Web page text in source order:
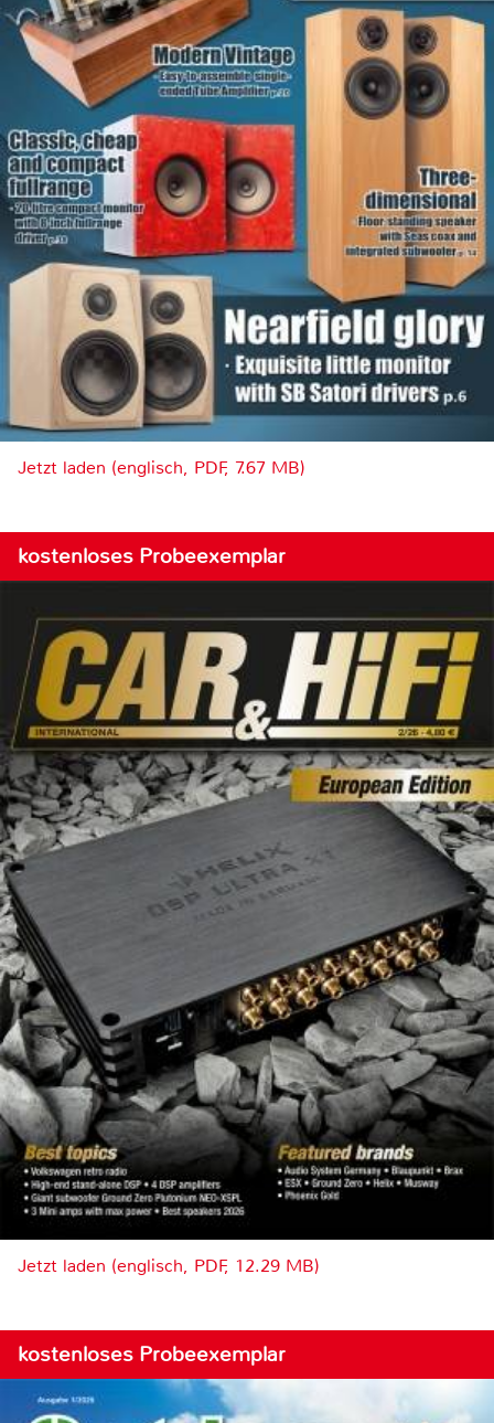
Jetzt laden (englisch, PDF, 7.67 MB)
kostenloses Probeexemplar
Jetzt laden (englisch, PDF, 12.29 MB)
kostenloses Probeexemplar